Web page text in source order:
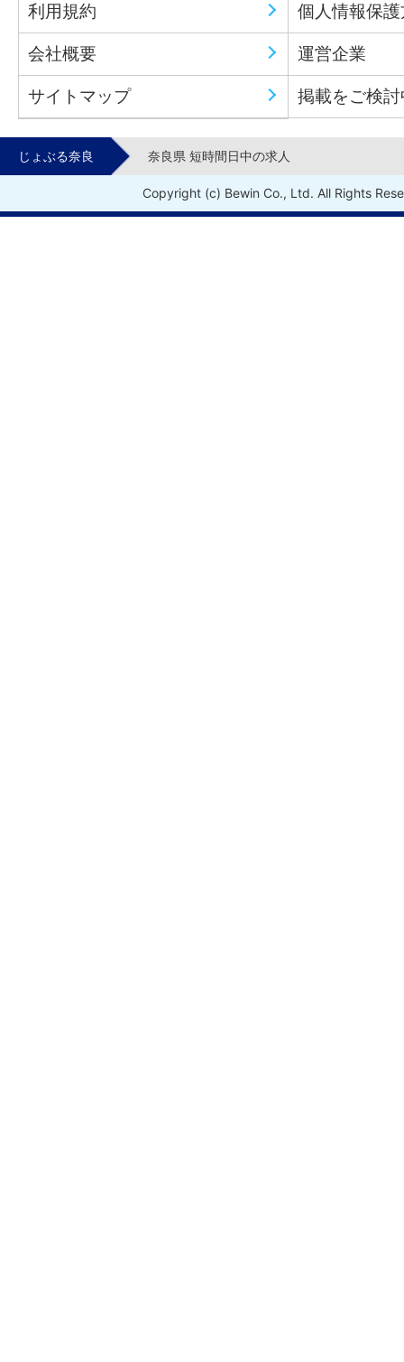
利用規約 個人情報保
会社概要 運営企業
サイトマップ 掲載をご検
じょぶる奈良 奈良県 短時間日中の求人
Copyright (c) Bewin Co., Ltd. All Rights